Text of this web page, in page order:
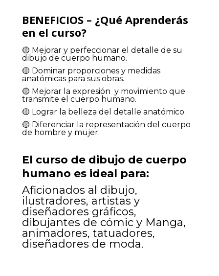
BENEFICIOS – ¿Qué Aprenderás
en el curso?
🟡 Mejorar y perfeccionar el detalle de su
dibujo de cuerpo humano.
🟡 Dominar proporciones y medidas
anatómicas para sus obras.
🟡 Mejorar la expresión y movimiento que
transmite el cuerpo humano.
🟡 Lograr la belleza del detalle anatómico.
🟡 Diferenciarla representación del cuerpo
de hombre y mujer.
El curso de dibujo de cuerpo
humano es ideal para:
Aficionados al dibujo,
ilustradores, artistas y
diseñadores gráficos,
dibujantes de cómic y Manga,
animadores, tatuadores,
diseñadores de moda.